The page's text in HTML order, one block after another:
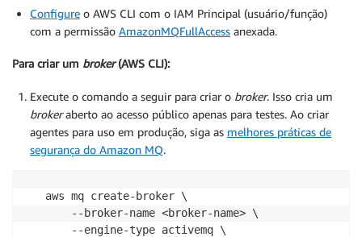
Configure o AWS CLI com o IAM Principal (usuário/função)
com a permissão AmazonMQFullAccess anexada.
Para criar um broker(AWS CLI):
Execute o comando a seguir para criar o broker. Isso cria um
brokeraberto ao acesso público apenas para testes. Ao criar
agentes para uso em produção, siga as melhores práticas de
segurança do Amazon MQ.
aws mq create-broker \
    --broker-name <broker-name> \
    --engine-type activemq \